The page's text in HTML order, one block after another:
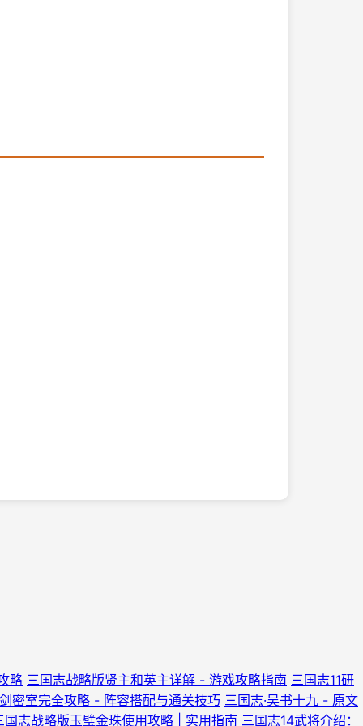
略 三国志战略版贤主和英主详解 - 游戏攻略指南 三国志11研
密室完全攻略 - 阵容搭配与通关技巧 三国志·吴书十九 - 原文
国志战略版玉璧金珠使用攻略 | 实用指南 三国志14武将介绍：